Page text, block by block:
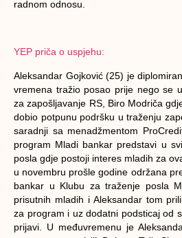
radnom odnosu.
YEP priča o uspjehu:
Aleksandar Gojković (25) je
vremena tražio posao prije nego se
za zapošljavanje RS, Biro Modriča
dobio potpunu podršku u traženju
saradnji sa menadžmentom
program Mladi bankar predstavi u
posla gdje postoji interes mladih za
u novembru prošle godine održana
bankar u Klubu za traženje posla
prisutnih mladih i Aleksandar tom
za program i uz dodatni podsticaj od
prijavi. U međuvremenu je